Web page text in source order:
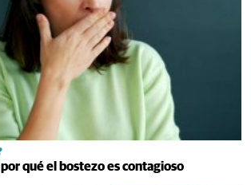
por qué el bostezo es contagioso